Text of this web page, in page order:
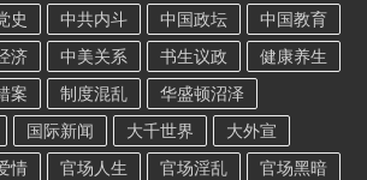
史 中共内斗 中国政坛
中国教育
济 中美关系 书生议政
健康养生
案 制度混乱
华盛顿沼泽
国际新闻 大千世界
大外宣
情 官场人生 官场淫乱
官场黑暗